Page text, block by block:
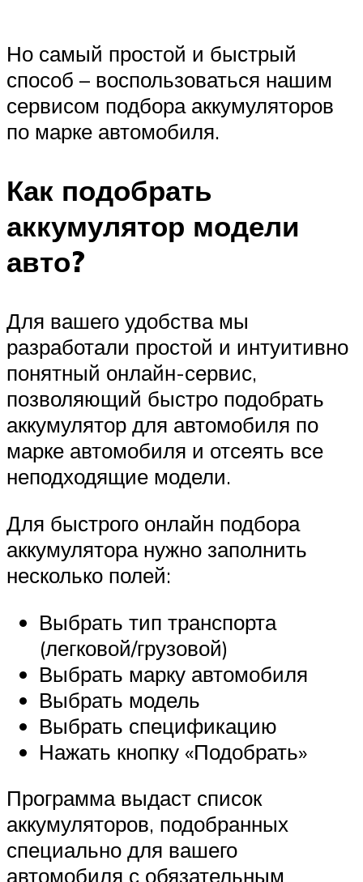
Но самый простой и быстрый
способ – воспользоваться нашим
сервисом подбора аккумуляторов
по марке автомобиля.
Как подобрать
аккумулятор модели
авто?
Для вашего удобства мы
разработали простой и интуитивно
понятный онлайн-сервис,
позволяющий быстро подобрать
аккумулятор для автомобиля по
марке автомобиля и отсеять все
неподходящие модели.
Для быстрого онлайн подбора
аккумулятора нужно заполнить
несколько полей:
Выбрать тип транспорта
(легковой/грузовой)
Выбрать марку автомобиля
Выбрать модель
Выбрать спецификацию
Нажать кнопку «Подобрать»
Программа выдаст список
аккумуляторов, подобранных
специально для вашего
автомобиля с обязательным